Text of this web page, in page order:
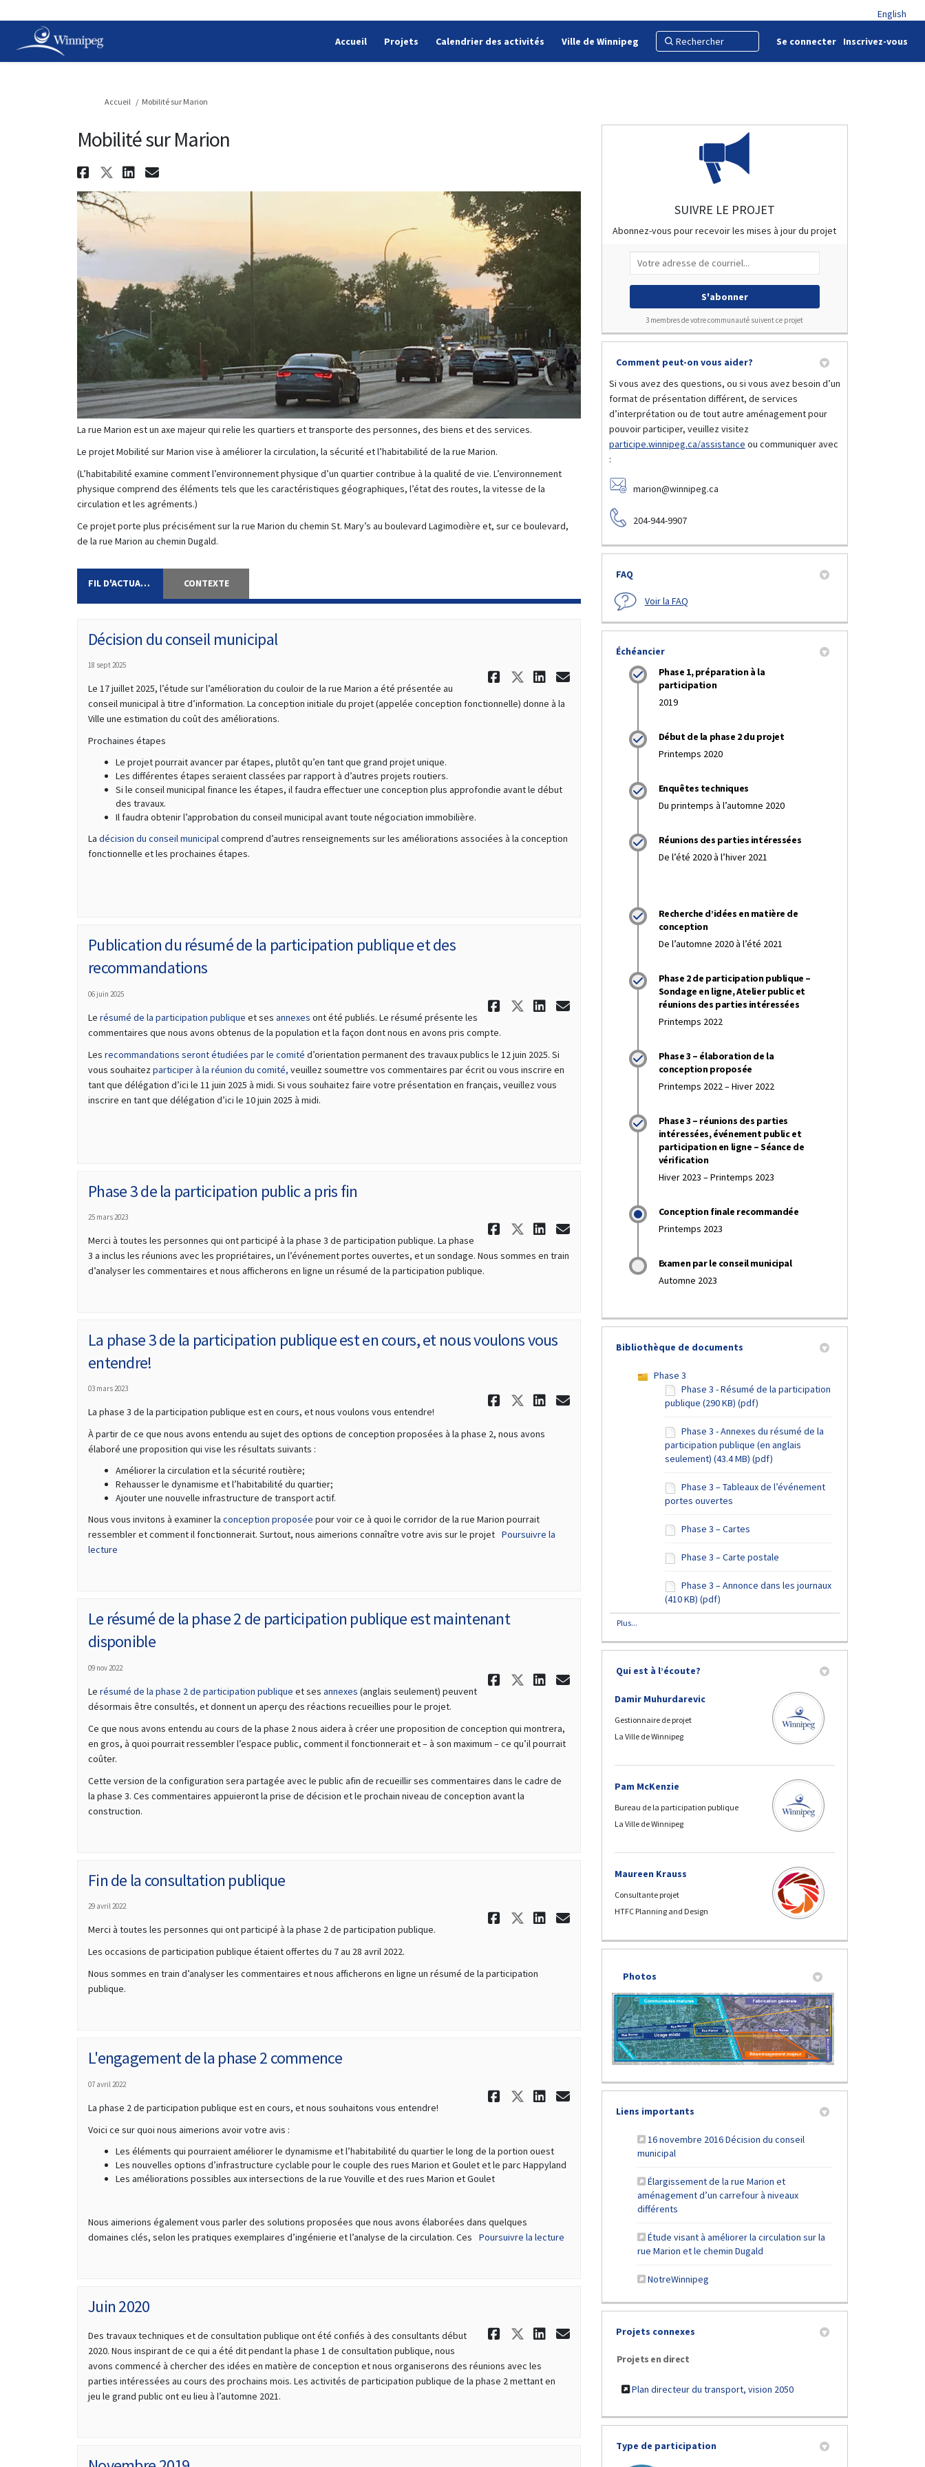
English
Accueil Projets Calendrier des activités Ville de Winnipeg Se connecter Inscrivez-vous
Vous êtes ici:Accueil Mobilité sur Marion
Mobilité sur Marion
Partager Mobilité sur Marion sur Facebook
Partager Mobilité sur Marion sur Twitter
Partager Mobilité sur Marion sur Linkedin
Courriel Mobilité sur Marion lien
La rue Marion est un axe majeur qui relie les quartiers et transporte des personnes, des biens et des services.
Le projet Mobilité sur Marion vise à améliorer la circulation, la sécurité et l’habitabilité de la rue Marion.
(L’habitabilité examine comment l’environnement physique d’un quartier contribue à la qualité de vie. L’environnement
physique comprend des éléments tels que les caractéristiques géographiques, l’état des routes, la vitesse de la
circulation et les agréments.)
Ce projet porte plus précisément sur la rue Marion du chemin St. Mary’s au boulevard Lagimodière et, sur ce boulevard,
de la rue Marion au chemin Dugald.
FIL D'ACTUALITÉ CONTEXTE
Décision du conseil municipal
18 sept 2025
Partager Décision du conseil municipal sur
Partager Décision du conseil municipal sur
Partager Décision du conseil municipal
Courriel Décision du conseil municipal
Le 17 juillet 2025, l’étude sur l’amélioration du couloir de la rue Marion a été présentée au
conseil municipal à titre d’information. La conception initiale du projet (appelée conception fonctionnelle) donne à la
Ville une estimation du coût des améliorations.
Prochaines étapes
Le projet pourrait avancer par étapes, plutôt qu’en tant que grand projet unique.
Les différentes étapes seraient classées par rapport à d’autres projets routiers.
Si le conseil municipal finance les étapes, il faudra effectuer une conception plus approfondie avant le début
des travaux.
Il faudra obtenir l’approbation du conseil municipal avant toute négociation immobilière.
La décision du conseil municipal(Liens externes)
comprend d’autres renseignements sur les améliorations associées à la conception
fonctionnelle et les prochaines étapes.
Publication du résumé de la participation publique et des
recommandations
06 juin 2025
Partager Publication du résumé de la
Partager Publication du résumé de la
Partager Publication du résumé de la
Courriel Publication du résumé de la
Le résumé de la participation publique et ses annexes ont été publiés. Le résumé présente les
commentaires que nous avons obtenus de la population et la façon dont nous en avons pris compte.
Les recommandations seront étudiées par le comité (Liens externes)
d’orientation permanent des travaux publics le 12 juin 2025. Si
vous souhaitezparticiper à la réunion du comité, (Liens externes)
veuillez soumettre vos commentaires par écrit ou vous inscrire en
tant que délégation d’ici le 11 juin 2025 à midi. Si vous souhaitez faire votre présentation en français, veuillez vous
inscrire en tant que délégation d’ici le 10 juin 2025 à midi.
Phase 3 de la participation public a pris fin
25 mars 2023
Partager Phase 3 de la participation public a
Partager Phase 3 de la participation public
Partager Phase 3 de la participation
Courriel Phase 3 de la participation
Merci à toutes les personnes qui ont participé à la phase 3 de participation publique. La phase
3 a inclus les réunions avec les propriétaires, un l’événement portes ouvertes, et un sondage. Nous sommes en train
d’analyser les commentaires et nous afficherons en ligne un résumé de la participation publique.
La phase 3 de la participation publique est en cours, et nous voulons vous
entendre!
03 mars 2023
Partager La phase 3 de la participation
Partager La phase 3 de la participation
Partager La phase 3 de la participation
Courriel La phase 3 de la participation
La phase 3 de la participation publique est en cours, et nous voulons vous entendre!
À partir de ce que nous avons entendu au sujet des options de conception proposées à la phase 2, nous avons
élaboré une proposition qui vise les résultats suivants :
Améliorer la circulation et la sécurité routière;
Rehausser le dynamisme et l’habitabilité du quartier;
Ajouter une nouvelle infrastructure de transport actif.
Nous vous invitons à examiner la conception proposée (Liens externes)
pour voir ce à quoi le corridor de la rue Marion pourrait
ressembler et comment il fonctionnerait. Surtout, nous aimerions connaître votre avis sur le projet Poursuivre la
lecture
Le résumé de la phase 2 de participation publique est maintenant
disponible
09 nov 2022
Partager Le résumé de la phase 2 de
Partager Le résumé de la phase 2 de
Partager Le résumé de la phase 2 de
Courriel Le résumé de la phase 2 de
Le résumé de la phase 2 de participation publique et ses annexes (anglais seulement) peuvent
désormais être consultés, et donnent un aperçu des réactions recueillies pour le projet.
Ce que nous avons entendu au cours de la phase 2 nous aidera à créer une proposition de conception qui montrera,
en gros, à quoi pourrait ressembler l’espace public, comment il fonctionnerait et – à son maximum – ce qu’il pourrait
coûter.
Cette version de la configuration sera partagée avec le public afin de recueillir ses commentaires dans le cadre de
la phase 3. Ces commentaires appuieront la prise de décision et le prochain niveau de conception avant la
construction.
Fin de la consultation publique
29 avril 2022
Partager Fin de la consultation publique sur
Partager Fin de la consultation publique
Partager Fin de la consultation publique
Courriel Fin de la consultation
Merci à toutes les personnes qui ont participé à la phase 2 de participation publique.
Les occasions de participation publique étaient offertes du 7 au 28 avril 2022.
Nous sommes en train d’analyser les commentaires et nous afficherons en ligne un résumé de la participation
publique.
L'engagement de la phase 2 commence
07 avril 2022
Partager L'engagement de la phase 2 commence
Partager L'engagement de la phase 2
Partager L'engagement de la phase 2
Courriel L'engagement de la phase 2
La phase 2 de participation publique est en cours, et nous souhaitons vous entendre!
Voici ce sur quoi nous aimerions avoir votre avis :
Les éléments qui pourraient améliorer le dynamisme et l’habitabilité du quartier le long de la portion ouest
Les nouvelles options d’infrastructure cyclable pour le couple des rues Marion et Goulet et le parc Happyland
Les améliorations possibles aux intersections de la rue Youville et des rues Marion et Goulet
Nous aimerions également vous parler des solutions proposées que nous avons élaborées dans quelques
domaines clés, selon les pratiques exemplaires d’ingénierie et l’analyse de la circulation. Ces
Poursuivre la lecture
Juin 2020
Partager Juin 2020 sur Facebook
Partager Juin 2020 sur Twitter
Partager Juin 2020 sur Linkedin
Courriel Juin 2020 lien
Des travaux techniques et de consultation publique ont été confiés à des consultants début
2020. Nous inspirant de ce qui a été dit pendant la phase 1 de consultation publique, nous
avons commencé à chercher des idées en matière de conception et nous organiserons des réunions avec les
parties intéressées au cours des prochains mois. Les activités de participation publique de la phase 2 mettant en
jeu le grand public ont eu lieu à l’automne 2021.
SUIVRE LE PROJET
Abonnez-vous pour recevoir les mises à jour du projet
Votre adresse de courriel...
3 membres de votre communauté suivent ce projet
Comment peut-on vous aider?
Si vous avez des questions, ou si vous avez besoin d’un
format de présentation différent, de services
d’interprétation ou de tout autre aménagement pour
pouvoir participer, veuillez visitez
participe.winnipeg.ca/assistance ou communiquer avec
:
marion@winnipeg.ca
204-944-9907
FAQ
Voir la FAQ
Échéancier
Phase 1, préparation à la
participation
2019
Début de la phase 2 du projet
Printemps 2020
Enquêtes techniques
Du printemps à l’automne 2020
Réunions des parties intéressées
De l’été 2020 à l’hiver 2021
Recherche d’idées en matière de
conception
De l’automne 2020 à l’été 2021
Phase 2 de participation publique –
Sondage en ligne, Atelier public et
réunions des parties intéressées
Printemps 2022
Phase 3 – élaboration de la
conception proposée
Printemps 2022 – Hiver 2022
Phase 3 – réunions des parties
intéressées, événement public et
participation en ligne – Séance de
vérification
Hiver 2023 – Printemps 2023
Conception finale recommandée
Printemps 2023
Examen par le conseil municipal
Automne 2023
Bibliothèque de documents
Phase 3
Phase 3 - Résumé de la participation
publique (290 KB) (pdf)
Phase 3 - Annexes du résumé de la
participation publique (en anglais
seulement) (43.4 MB) (pdf)
Phase 3 – Tableaux de l’événement
portes ouvertes
Phase 3 – Cartes
Phase 3 – Carte postale
Phase 3 – Annonce dans les journaux
(410 KB) (pdf)
Plus...
Qui est à l’écoute?
Damir Muhurdarevic
Gestionnaire de projet
La Ville de Winnipeg
Pam McKenzie
Bureau de la participation publique​
La Ville de Winnipeg
Maureen Krauss
Consultante projet
HTFC Planning and Design
Photos
Liens importants
16 novembre 2016 Décision du conseil
municipal(Liens externes)
Élargissement de la rue Marion et
aménagement d’un carrefour à niveaux
différents(Liens externes)
Étude visant à améliorer la circulation sur la
rue Marion et le chemin Dugald(Liens externes)
NotreWinnipeg(Liens externes)
Projets connexes
Projets en direct
Plan directeur du transport, vision 2050
Type de participation